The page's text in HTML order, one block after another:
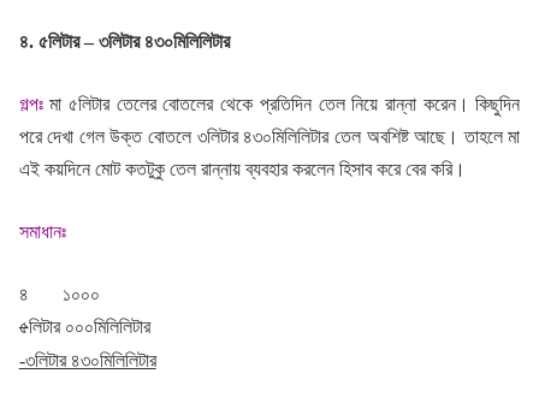
৪. ৫লিটার – ৩লিটার ৪৩০মিলিলিটার
গল্পঃমা ৫লিটার তেলের বোতলের থেকে প্রতিদিন তেল নিয়ে রান্না করেন। কিছুদিন
পরে দেখা গেল উক্ত বোতলে ৩লিটার ৪৩০মিলিলিটার তেল অবশিষ্ট আছে। তাহলে মা
এই কয়দিনে মোট কতটুকু তেল রান্নায় ব্যবহার করলেন হিসাব করে বের করি।
সমাধানঃ
৪ ১০০০
৫লিটার ০০০মিলিলিটার
-৩লিটার ৪৩০মিলিলিটার